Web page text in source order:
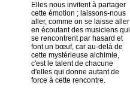
Elles nous invitent à partager
cette émotion ; laissons-nous
aller, comme on se laisse aller
en écoutant des musiciens qui
se rencontrent par hasard et
font un bœuf, car au-delà de
cette mystérieuse alchimie,
c'est le talent de chacune
d'elles qui donne autant de
force à cette rencontre.